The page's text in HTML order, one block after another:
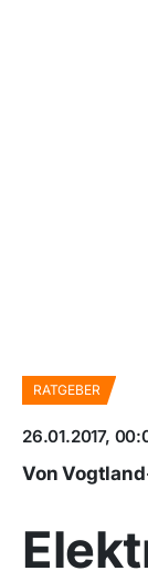
RATGEBER
26.01.2017,
Von